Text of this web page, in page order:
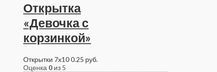
Открытка
«Девочка с
корзинкой»
Открытки 7x100.25 руб.
Оценка 0 из 5